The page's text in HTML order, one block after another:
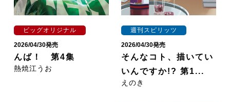
ビッグオリジナル
2026/04/30発売
んば！ 第4集
熱焼江うお
週刊スピリッツ
2026/04/30発売
そんなコト、描いてい
いんですか!? 第1...
えのき